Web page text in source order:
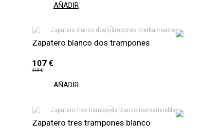
AÑADIR
Zapatero blanco dos trampones
107 €
119 €
AÑADIR
Zapatero tres trampones blanco